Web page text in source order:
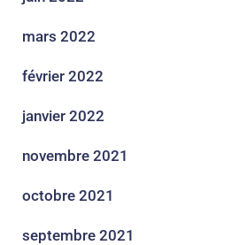
mars 2022
février 2022
janvier 2022
novembre 2021
octobre 2021
septembre 2021